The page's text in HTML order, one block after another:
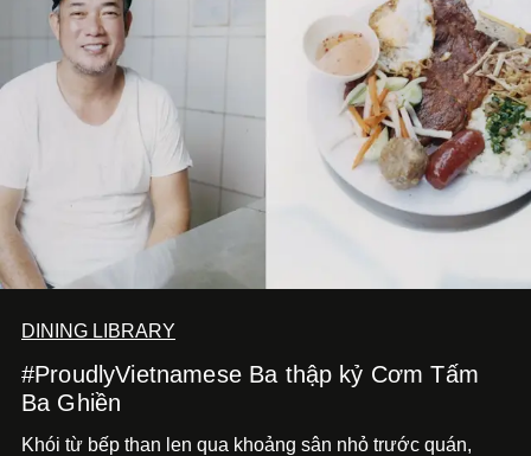
DINING LIBRARY
#ProudlyVietnamese Ba thập kỷ Cơm Tấm
Ba Ghiền
Khói từ bếp than len qua khoảng sân nhỏ trước quán,